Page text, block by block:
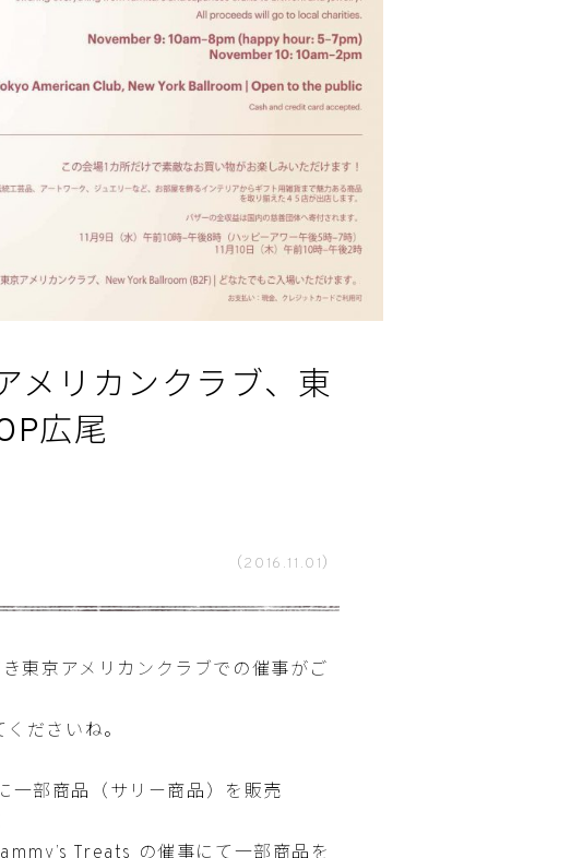
メリカンクラブ、東
広尾
（2016.11.01）
東京アメリカンクラブでの催事がご
ださいね。
部商品（サリー商品）を販売
Treats の催事にて一部商品を